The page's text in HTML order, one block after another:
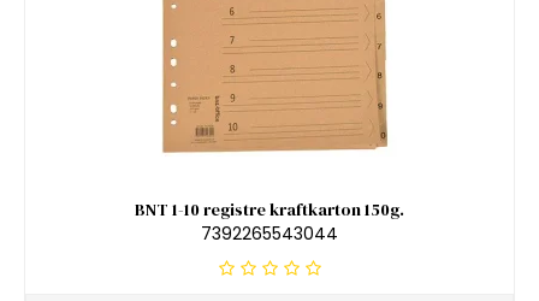
BNT 1-10 registre kraftkarton 150g.
7392265543044